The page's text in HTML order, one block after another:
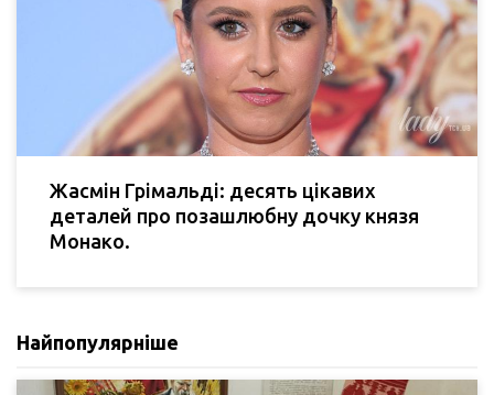
Жасмін Грімальді: десять цікавих
деталей про позашлюбну дочку князя
Монако.
Найпопулярніше